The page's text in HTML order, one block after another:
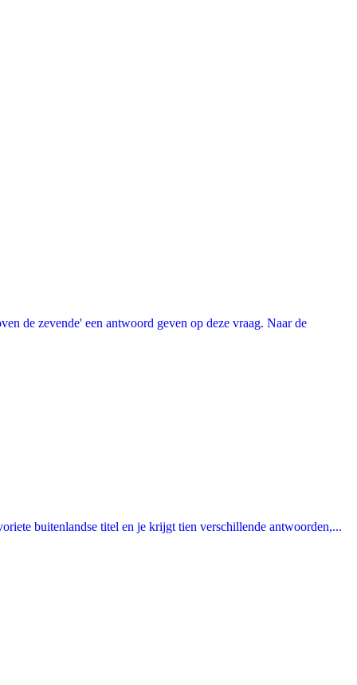
de zevende' een antwoord geven op deze vraag. Naar de
buitenlandse titel en je krijgt tien verschillende antwoorden,...